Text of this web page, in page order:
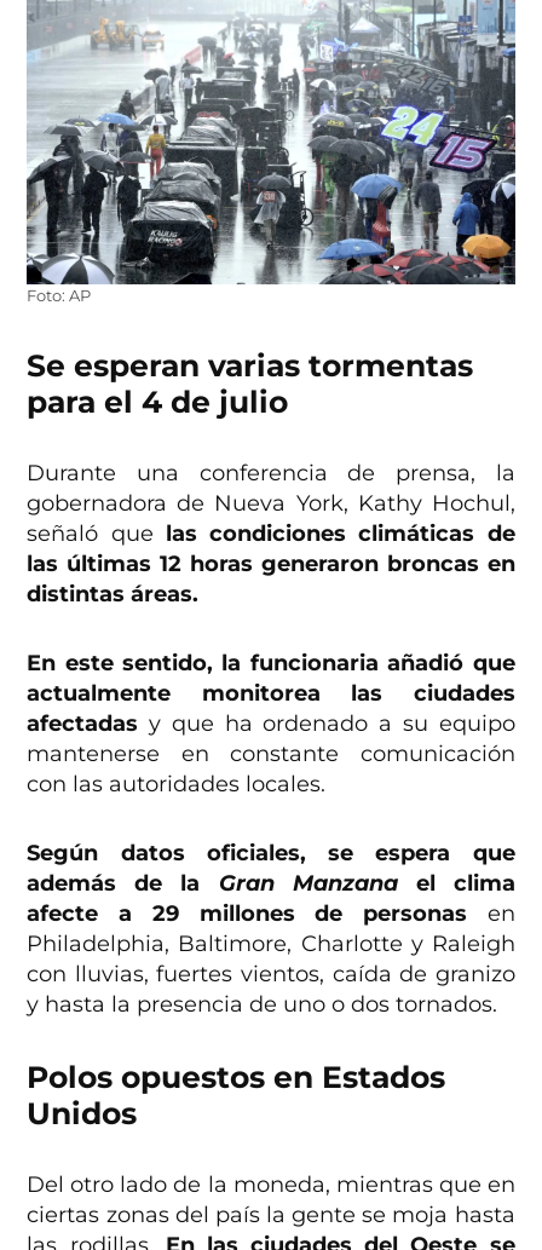
Foto: AP
Se esperan varias tormentas
para el 4 de julio
Durante una conferencia de prensa, la
gobernadora de Nueva York, Kathy Hochul,
señaló que las condiciones climáticas de
las últimas 12 horas generaron broncas en
distintas áreas.
En este sentido, la funcionaria añadió que
actualmente monitorea las ciudades
afectadas y que ha ordenado a su equipo
mantenerse en constante comunicación
con las autoridades locales.
Según datos oficiales, se espera que
además de la Gran Manzanael clima
afecte a 29 millones de personas en
Philadelphia, Baltimore, Charlotte y Raleigh
con lluvias, fuertes vientos, caída de granizo
y hasta la presencia de uno o dos tornados.
Polos opuestos en Estados
Unidos
Del otro lado de la moneda, mientras que en
ciertas zonas del país la gente se moja hasta